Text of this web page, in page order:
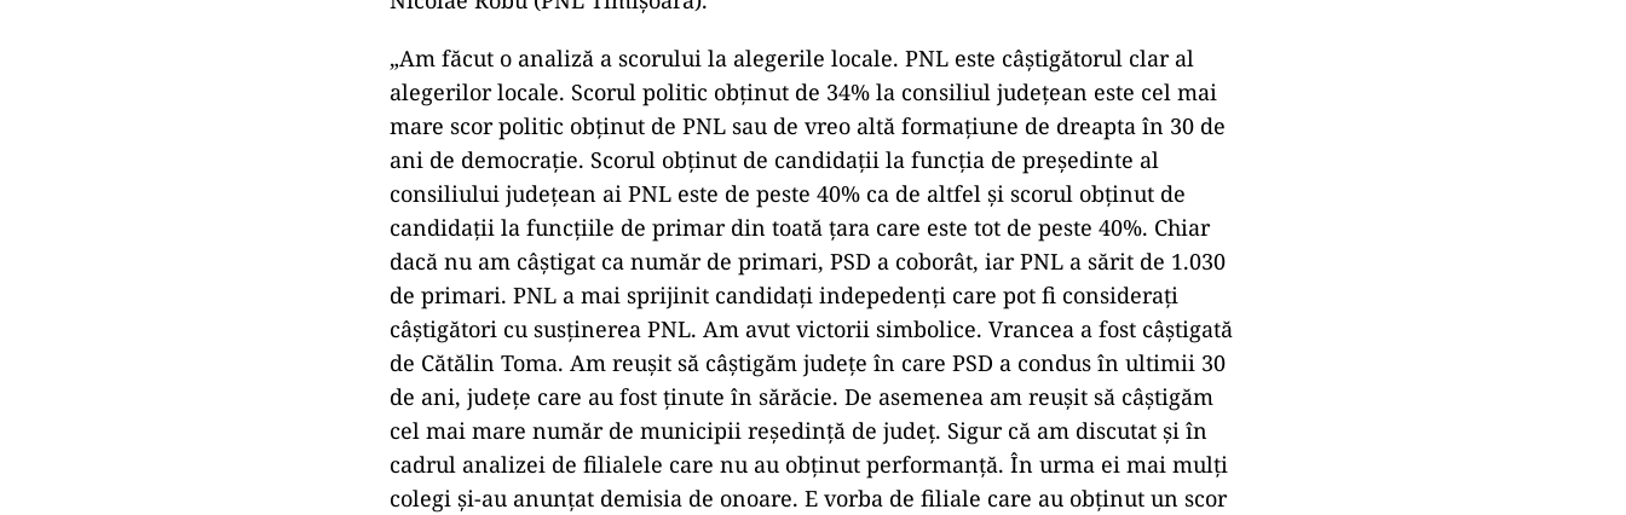
„Am făcut o analiză a scorului la alegerile locale. PNL este câştigătorul clar al
alegerilor locale. Scorul politic obţinut de 34% la consiliul judeţean este cel mai
mare scor politic obţinut de PNL sau de vreo altă formaţiune de dreapta în 30 de
ani de democraţie. Scorul obţinut de candidaţii la funcţia de preşedinte al
consiliului judeţean ai PNL este de peste 40% ca de altfel şi scorul obţinut de
candidaţii la funcţiile de primar din toată ţara care este tot de peste 40%. Chiar
dacă nu am câştigat ca număr de primari, PSD a coborât, iar PNL a sărit de 1.030
de primari. PNL a mai sprijinit candidaţi indepedenţi care pot fi consideraţi
câştigători cu susţinerea PNL. Am avut victorii simbolice. Vrancea a fost câştigată
de Cătălin Toma. Am reuşit să câştigăm judeţe în care PSD a condus în ultimii 30
de ani, judeţe care au fost ţinute în sărăcie. De asemenea am reuşit să câştigăm
cel mai mare număr de municipii reşedinţă de judeţ. Sigur că am discutat şi în
cadrul analizei de filialele care nu au obţinut performanţă. În urma ei mai mulţi
colegi şi-au anunţat demisia de onoare. E vorba de filiale care au obţinut un scor